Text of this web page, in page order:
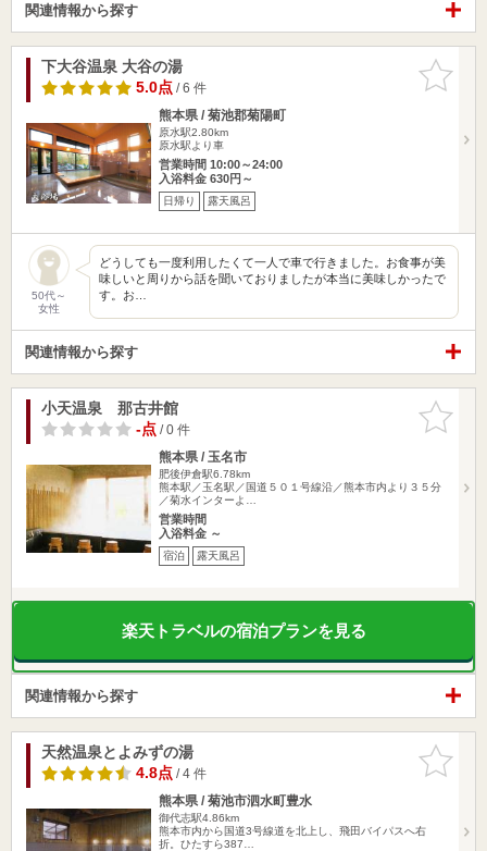
関連情報から探す
お気に入
りに追加
下大谷温泉 大谷の湯
5.0点/ 6 件
熊本県 / 菊池郡菊陽町
原水駅2.80km
原水駅より車
営業時間 10:00～24:00
入浴料金 630円～
日帰り 露天風呂
50代～
女性
どうしても一度利用したくて一人で車で行きました。お食事が美
味しいと周りから話を聞いておりましたが本当に美味しかったで
す。お…
関連情報から探す
お気に入
りに追加
小天温泉 那古井館
-点/ 0 件
熊本県 / 玉名市
肥後伊倉駅6.78km
熊本駅／玉名駅／国道５０１号線沿／熊本市内より３５分
／菊水インターよ…
営業時間
入浴料金 ～
宿泊 露天風呂
楽天トラベルの宿泊プランを見る
関連情報から探す
お気に入
りに追加
天然温泉とよみずの湯
4.8点/ 4 件
熊本県 / 菊池市泗水町豊水
御代志駅4.86km
熊本市内から国道3号線道を北上し、飛田バイパスへ右
折。ひたすら387…